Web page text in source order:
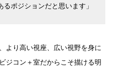
ポジションだと思います」
より高い視座、広い視野を身に
ジコン＋室だからこそ描ける明